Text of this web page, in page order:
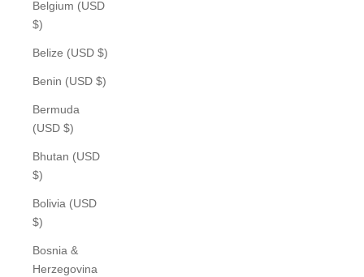
Belgium (USD
$)
Belize (USD $)
Benin (USD $)
Bermuda
(USD $)
Bhutan (USD
$)
Bolivia (USD
$)
Bosnia &
Herzegovina